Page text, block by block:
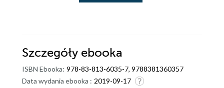
Szczegóły ebooka
ISBN Ebooka: 978-83-813-6035-7, 9788381360357
Data wydania ebooka : 2019-09-17